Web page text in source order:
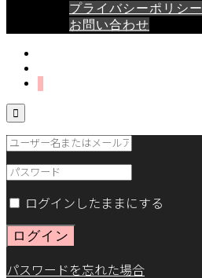
プライバシーポリシー
お問い合わせ

ログインしたままにする
ログイン
パスワードを忘れた場合